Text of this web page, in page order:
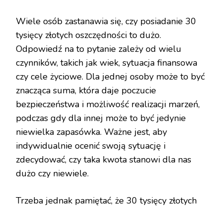
Wiele osób zastanawia się, czy posiadanie 30
tysięcy złotych oszczędności to dużo.
Odpowiedź na to pytanie zależy od wielu
czynników, takich jak wiek, sytuacja finansowa
czy cele życiowe. Dla jednej osoby może to być
znacząca suma, która daje poczucie
bezpieczeństwa i możliwość realizacji marzeń,
podczas gdy dla innej może to być jedynie
niewielka zapasówka. Ważne jest, aby
indywidualnie ocenić swoją sytuację i
zdecydować, czy taka kwota stanowi dla nas
dużo czy niewiele.
Trzeba jednak pamiętać, że 30 tysięcy złotych